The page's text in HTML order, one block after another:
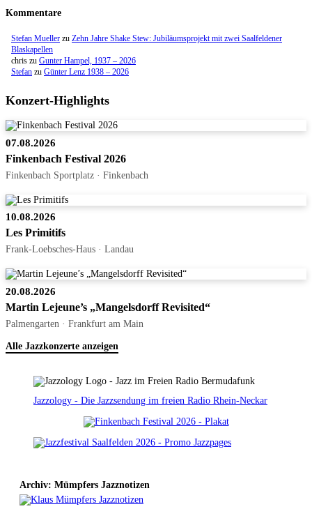
Kommentare
Stefan Mueller zu Zehn Jahre Shake Stew: Jubiläumsprojekt mit zwei Saalfeldener
Blaskapellen
chris zu Gunter Hampel, 1937 – 2026
Stefan zu Günter Lenz 1938 – 2026
Konzert-Highlights
07.08.2026
Finkenbach Festival 2026
Finkenbach Sportplatz · Finkenbach
10.08.2026
Les Primitifs
Frank-Loebsches-Haus · Landau
20.08.2026
Martin Lejeune’s „Mangelsdorff Revisited“
Palmengarten · Frankfurt am Main
Alle Jazzkonzerte anzeigen
Jazzology - Die Jazzsendung im freien Radio Rhein-Neckar
Archiv: Mümpfers Jazznotizen